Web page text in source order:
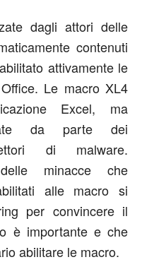
dagli attori delle
contenuti
attivamente le
Le macro XL4
Excel, ma
da parte dei
di malware.
minacce che
alle macro si
per convincere il
è importante e che
abilitare le macro.